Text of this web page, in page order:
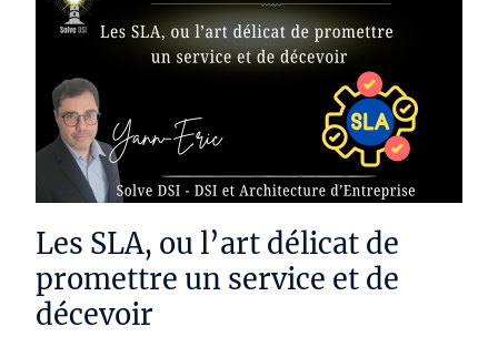
Les SLA, ou l’art délicat de
promettre un service et de
décevoir